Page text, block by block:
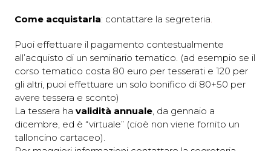
Come acquistarla: contattare la segreteria.
Puoi effettuare il pagamento contestualmente
all’acquisto di un seminario tematico. (ad esempio se il
corso tematico costa 80 euro per tesserati e 120 per
gli altri, puoi effettuare un solo bonifico di 80+50 per
avere tessera e sconto)
La tessera ha validità annuale, da gennaio a
dicembre, ed è “virtuale” (cioè non viene fornito un
talloncino cartaceo).